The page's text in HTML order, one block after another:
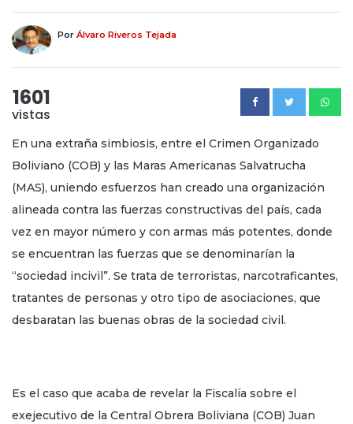
Por Álvaro Riveros Tejada
1601
vistas
En una extraña simbiosis, entre el Crimen Organizado
Boliviano (COB) y las Maras Americanas Salvatrucha
(MAS), uniendo esfuerzos han creado una organización
alineada contra las fuerzas constructivas del país, cada
vez en mayor número y con armas más potentes, donde
se encuentran las fuerzas que se denominarían la
“sociedad incivil”. Se trata de terroristas, narcotraficantes,
tratantes de personas y otro tipo de asociaciones, que
desbaratan las buenas obras de la sociedad civil.
Es el caso que acaba de revelar la Fiscalía sobre el
exejecutivo de la Central Obrera Boliviana (COB) Juan